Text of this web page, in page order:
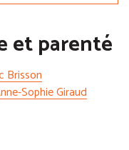
et parenté
Brisson
Sophie Giraud